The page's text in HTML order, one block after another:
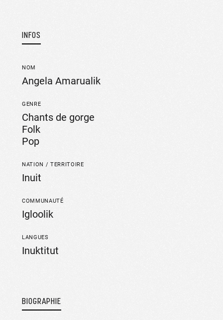
INFOS
NOM
Angela Amarualik
GENRE
Chants de gorge
Folk
Pop
NATION / TERRITOIRE
Inuit
COMMUNAUTÉ
Igloolik
LANGUES
Inuktitut
BIOGRAPHIE